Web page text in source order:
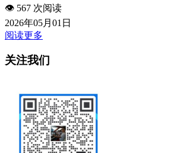
👁️ 567 次阅读
2026年05月01日
阅读更多
关注我们